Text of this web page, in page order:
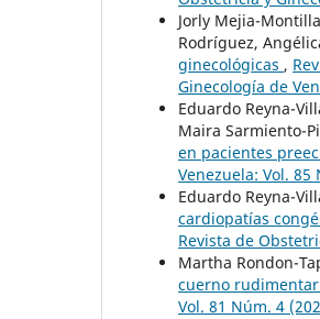
Jorly Mejia-
Rodríguez,
ginecológicas ,
Ginecología de
Eduardo Reyna-
Maira Sarmiento-
en pacientes
Venezuela: Vol.
Eduardo Reyna-
cardiopatías
Revista de
Martha Rondon-
cuerno
Vol. 81 Núm. 4